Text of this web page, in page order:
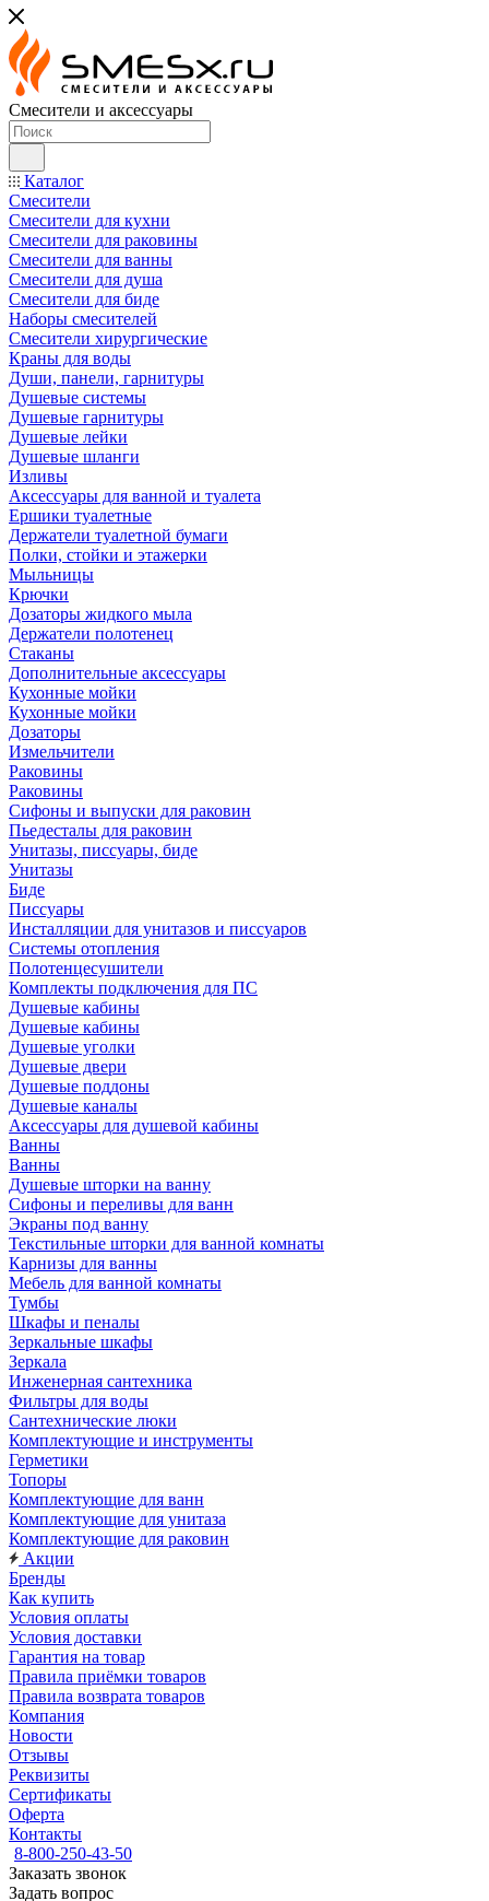
Смесители и аксессуары
Каталог
Смесители
Смесители для кухни
Смесители для раковины
Смесители для ванны
Смесители для душа
Смесители для биде
Наборы смесителей
Смесители хирургические
Краны для воды
Души, панели, гарнитуры
Душевые системы
Душевые гарнитуры
Душевые лейки
Душевые шланги
Изливы
Аксессуары для ванной и туалета
Ершики туалетные
Держатели туалетной бумаги
Полки, стойки и этажерки
Мыльницы
Крючки
Дозаторы жидкого мыла
Держатели полотенец
Стаканы
Дополнительные аксессуары
Кухонные мойки
Кухонные мойки
Дозаторы
Измельчители
Раковины
Раковины
Сифоны и выпуски для раковин
Пьедесталы для раковин
Унитазы, писсуары, биде
Унитазы
Биде
Писсуары
Инсталляции для унитазов и писсуаров
Системы отопления
Полотенцесушители
Комплекты подключения для ПС
Душевые кабины
Душевые кабины
Душевые уголки
Душевые двери
Душевые поддоны
Душевые каналы
Аксессуары для душевой кабины
Ванны
Ванны
Душевые шторки на ванну
Сифоны и переливы для ванн
Экраны под ванну
Текстильные шторки для ванной комнаты
Карнизы для ванны
Мебель для ванной комнаты
Тумбы
Шкафы и пеналы
Зеркальные шкафы
Зеркала
Инженерная сантехника
Фильтры для воды
Сантехнические люки
Комплектующие и инструменты
Герметики
Топоры
Комплектующие для ванн
Комплектующие для унитаза
Комплектующие для раковин
Акции
Бренды
Как купить
Условия оплаты
Условия доставки
Гарантия на товар
Правила приёмки товаров
Правила возврата товаров
Компания
Новости
Отзывы
Реквизиты
Сертификаты
Оферта
Контакты
8-800-250-43-50
Заказать звонок
Задать вопрос